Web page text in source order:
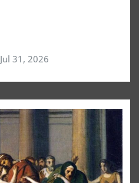
Jul 31, 2026